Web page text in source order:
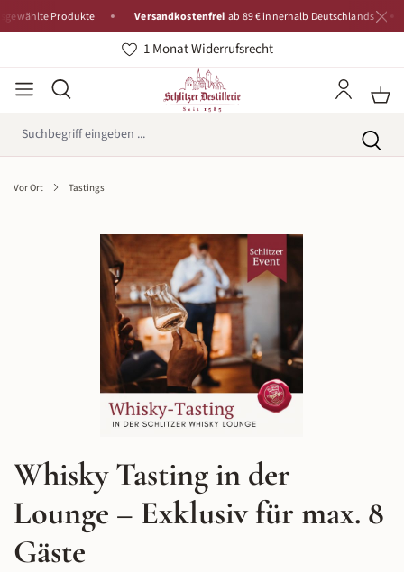
Produkte Versandkostenfrei ab 89 € innerhalb Deutschlands
1 Monat Widerrufsrecht
Vor Ort Tastings
Bildergalerie überspringen
Whisky Tasting in der
Lounge – Exklusiv für max. 8
Gäste